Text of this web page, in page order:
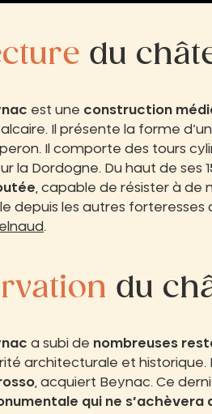
du
est une construction
Il présente la forme
Il comporte des tours
la Dordogne. Du haut de ses
, capable de résister à de
depuis les autres
.
du
a subi de nombreuses
architecturale et historique.
, acquiert Beynac. Ce
qui ne s’achèvera